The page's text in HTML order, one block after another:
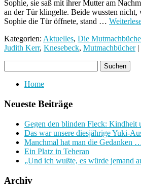
Sophie, sie saß mit ihrer Mutter am
an der Tür klingelte. Beide wussten nicht,
Sophie die Tür öffnete, stand …
Kategorien: Aktuelles, Die
Judith Kerr, Knesebeck, Mutmachbücher|
Home
Neueste Beiträge
Gegen den blinden Fleck: Kindheit
Das war unsere diesjährige Yuki-
Manchmal hat man die Gedanken
Ein Platz in Teheran
„Und ich wußte, es würde jemand
Archiv